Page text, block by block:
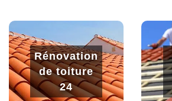
Rénovation
de toiture
24